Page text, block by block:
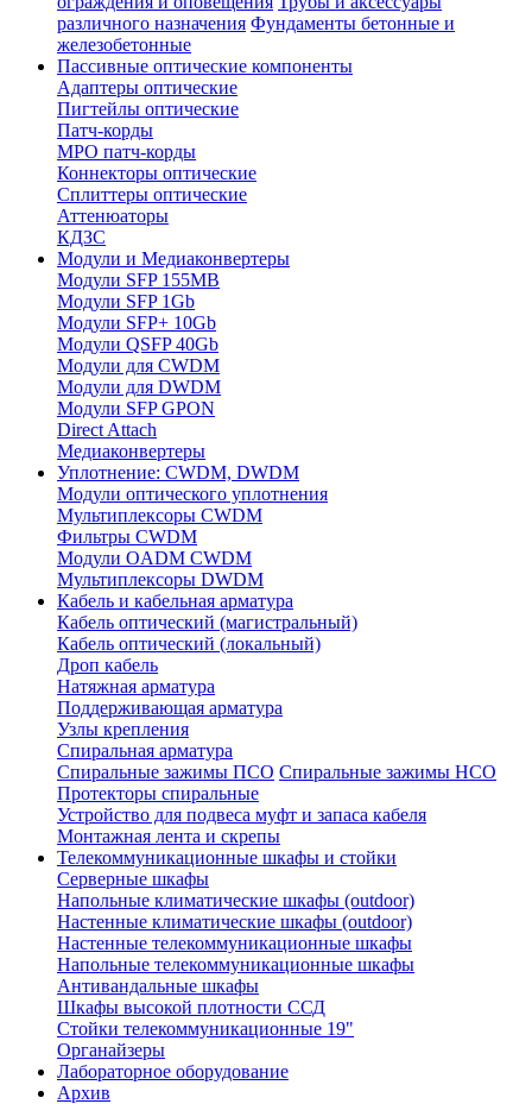
различного назначения Фундаменты бетонные и
железобетонные
Пассивные оптические компоненты
Адаптеры оптические
Пигтейлы оптические
Патч-корды
MPO патч-корды
Коннекторы оптические
Сплиттеры оптические
Аттенюаторы
КДЗС
Модули и Медиаконвертеры
Модули SFP 155MB
Модули SFP 1Gb
Модули SFP+ 10Gb
Модули QSFP 40Gb
Модули для CWDM
Модули для DWDM
Модули SFP GPON
Direct Attach
Медиаконвертеры
Уплотнение: CWDM, DWDM
Модули оптического уплотнения
Мультиплексоры CWDM
Фильтры CWDM
Модули OADM CWDM
Мультиплексоры DWDM
Кабель и кабельная арматура
Кабель оптический (магистральный)
Кабель оптический (локальный)
Дроп кабель
Натяжная арматура
Поддерживающая арматура
Узлы крепления
Спиральная арматура
Спиральные зажимы ПСО Спиральные зажимы НСО
Протекторы спиральные
Устройство для подвеса муфт и запаса кабеля
Монтажная лента и скрепы
Телекоммуникационные шкафы и стойки
Серверные шкафы
Напольные климатические шкафы (outdoor)
Настенные климатические шкафы (outdoor)
Настенные телекоммуникационные шкафы
Напольные телекоммуникационные шкафы
Антивандальные шкафы
Шкафы высокой плотности ССД
Стойки телекоммуникационные 19"
Органайзеры
Лабораторное оборудование
Архив